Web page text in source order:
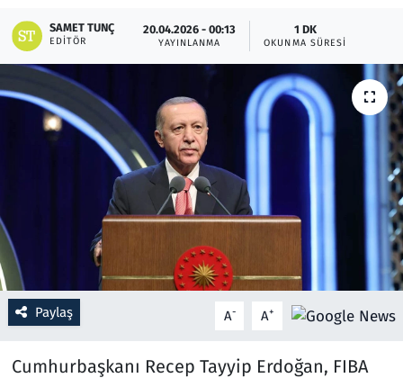
SAMET TUNÇ
EDITÖR
20.04.2026 - 00:13
YAYINLANMA
1 DK
OKUNMA SÜRESI
Paylaş A- A+
Cumhurbaşkanı Recep Tayyip Erdoğan, FIBA
Otomobil
Oyun
Ramazan
Resmi İlanlar
Rüya Tabirleri
Sağlık
Savunma Sanayi